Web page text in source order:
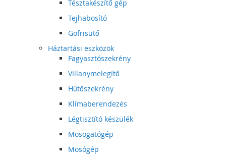
Tésztakészítő gép
Tejhabosító
Gofrisütő
Háztartási eszközök
Fagyasztószekrény
Villanymelegítő
Hűtőszekrény
Klímaberendezés
Légtisztító készülék
Mosogatógép
Mosógép